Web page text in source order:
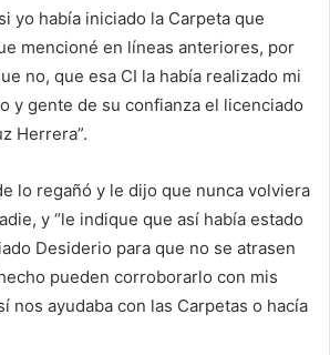
yo había iniciado la Carpeta que
mencioné en líneas anteriores, por
no, que esa CI la había realizado mi
y gente de su confianza el licenciado
Herrera”.
lo regañó y le dijo que nunca volviera
y “le indique que así había estado
Desiderio para que no se atrasen
pueden corroborarlo con mis
nos ayudaba con las Carpetas o hacía